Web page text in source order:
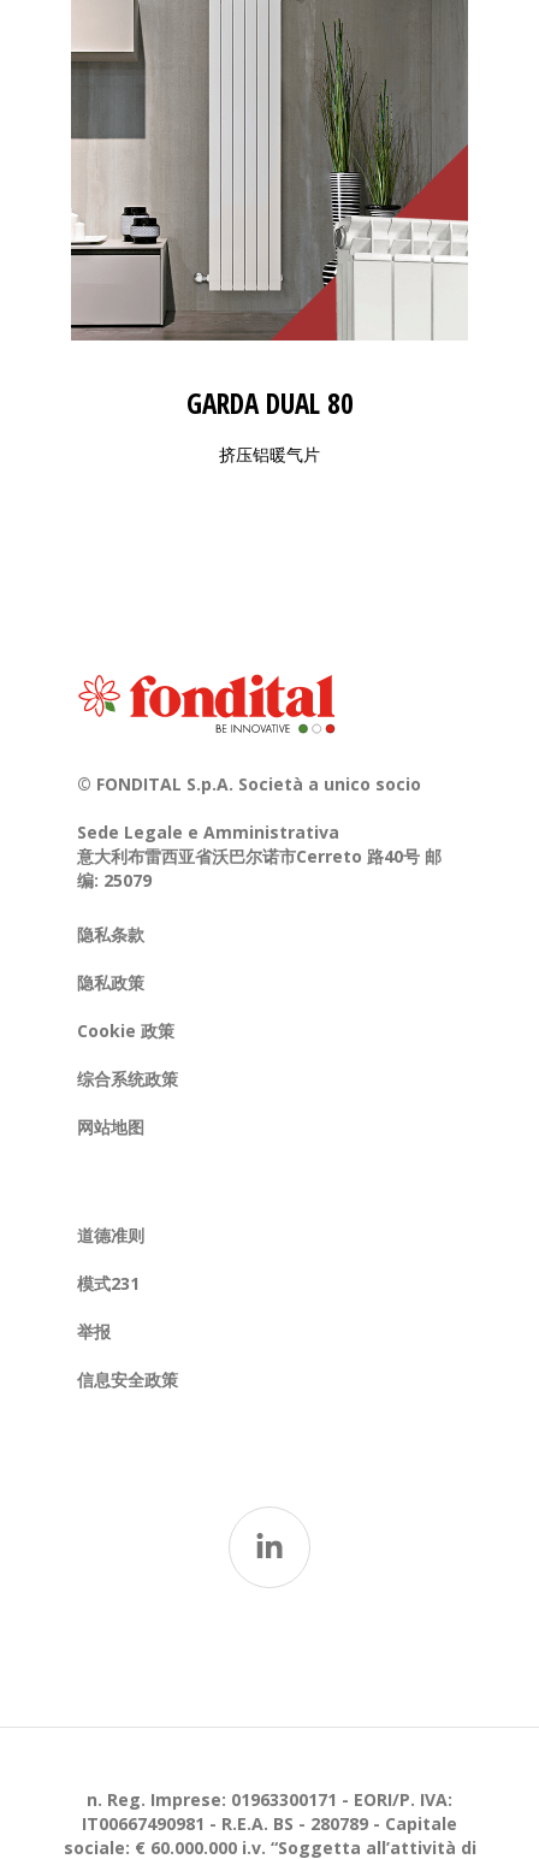
GARDA DUAL 80
挤压铝暖气片
© FONDITAL S.p.A. Società a unico socio
Sede Legale e Amministrativa
意大利布雷西亚省沃巴尔诺市Cerreto 路40号 邮
编: 25079
隐私条款
隐私政策
Cookie 政策
综合系统政策
网站地图
道德准则
模式231
举报
信息安全政策
n. Reg. Imprese: 01963300171 - EORI/P. IVA:
IT00667490981 - R.E.A. BS - 280789 - Capitale
sociale: € 60.000.000 i.v. “Soggetta all’attività di